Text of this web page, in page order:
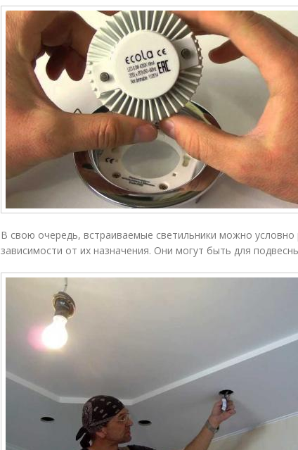
В свою очередь, встраиваемые светильники можно условно
зависимости от их назначения. Они могут быть для